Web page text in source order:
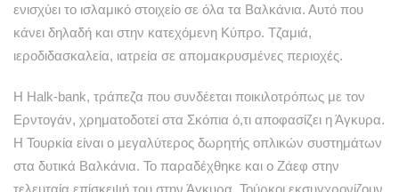
ενισχύει το ισλαμικό στοιχείο σε όλα τα Βαλκάνια. Αυτό που
κάνει δηλαδή και στην κατεχόμενη Κύπρο. Τζαμιά,
ιεροδιδασκαλεία, ιατρεία σε απομακρυσμένες περιοχές.
Η Halk-bank, τράπεζα που συνδέεται ποικιλοτρόπως με τον
Ερντογάν, χρηματοδοτεί στα Σκόπια ό,τι αποφασίζει η Άγκυρα.
Η Τουρκία είναι ο μεγαλύτερος δωρητής οπλικών συστημάτων
στα δυτικά Βαλκάνια. Το παραδέχθηκε και ο Ζάεφ στην
τελευταία επίσκεψή του στην Άγκυρα. Τούρκοι εκσυγχρονίζουν